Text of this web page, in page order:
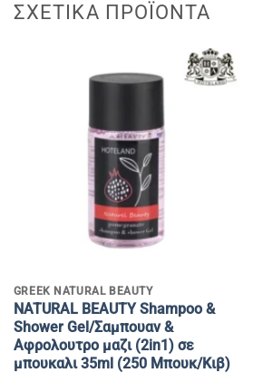
ΣΧΕΤΙΚΆ ΠΡΟΪΌΝΤΑ
GREEK NATURAL BEAUTY
NATURAL BEAUTY Shampoo &
Shower Gel/Σαμπουαν &
Αφρολουτρο μαζι (2in1) σε
μπουκαλι 35ml (250 Μπουκ/Κιβ)